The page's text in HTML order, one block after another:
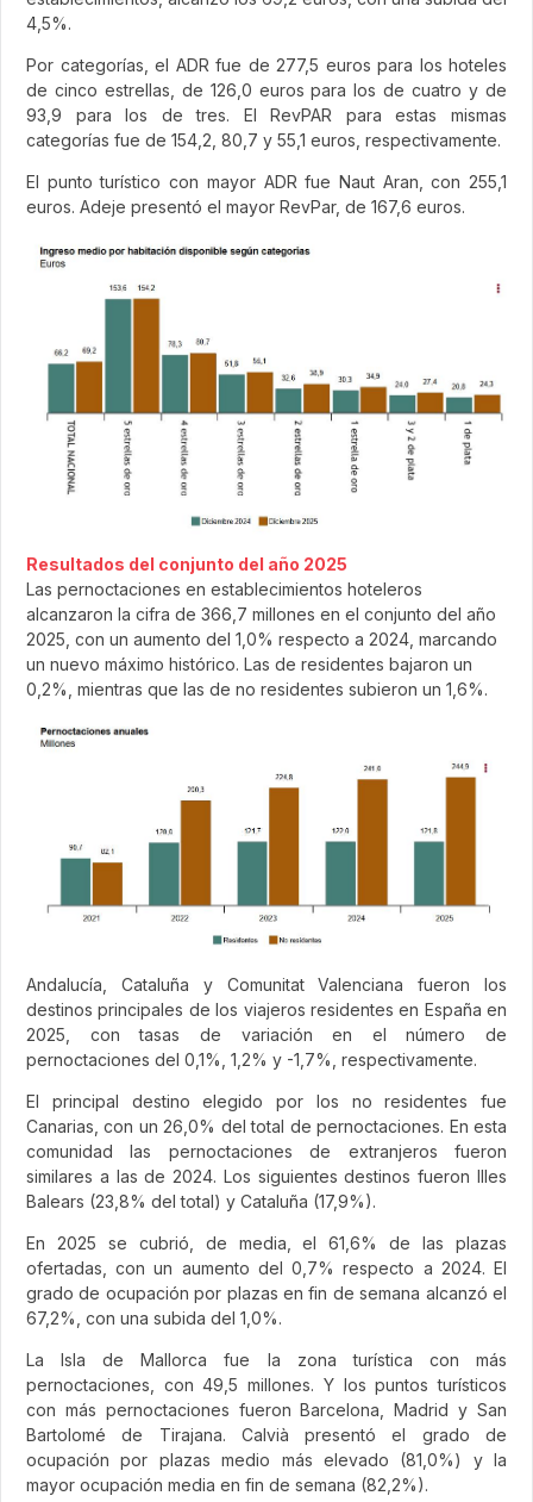
4,5%.
Por categorías, el ADR fue de 277,5 euros para los hoteles
de cinco estrellas, de 126,0 euros para los de cuatro y de
93,9 para los de tres. El RevPAR para estas mismas
categorías fue de 154,2, 80,7 y 55,1 euros, respectivamente.
El punto turístico con mayor ADR fue Naut Aran, con 255,1
euros. Adeje presentó el mayor RevPar, de 167,6 euros.
Resultados del conjunto del año 2025
Las pernoctaciones en establecimientos hoteleros
alcanzaron la cifra de 366,7 millones en el conjunto del año
2025, con un aumento del 1,0% respecto a 2024, marcando
un nuevo máximo histórico. Las de residentes bajaron un
0,2%, mientras que las de no residentes subieron un 1,6%.
Andalucía, Cataluña y Comunitat Valenciana fueron los
destinos principales de los viajeros residentes en España en
2025, con tasas de variación en el número de
pernoctaciones del 0,1%, 1,2% y -1,7%, respectivamente.
El principal destino elegido por los no residentes fue
Canarias, con un 26,0% del total de pernoctaciones. En esta
comunidad las pernoctaciones de extranjeros fueron
similares a las de 2024. Los siguientes destinos fueron Illes
Balears (23,8% del total) y Cataluña (17,9%).
En 2025 se cubrió, de media, el 61,6% de las plazas
ofertadas, con un aumento del 0,7% respecto a 2024. El
grado de ocupación por plazas en fin de semana alcanzó el
67,2%, con una subida del 1,0%.
La Isla de Mallorca fue la zona turística con más
pernoctaciones, con 49,5 millones. Y los puntos turísticos
con más pernoctaciones fueron Barcelona, Madrid y San
Bartolomé de Tirajana. Calvià presentó el grado de
ocupación por plazas medio más elevado (81,0%) y la
mayor ocupación media en fin de semana (82,2%).